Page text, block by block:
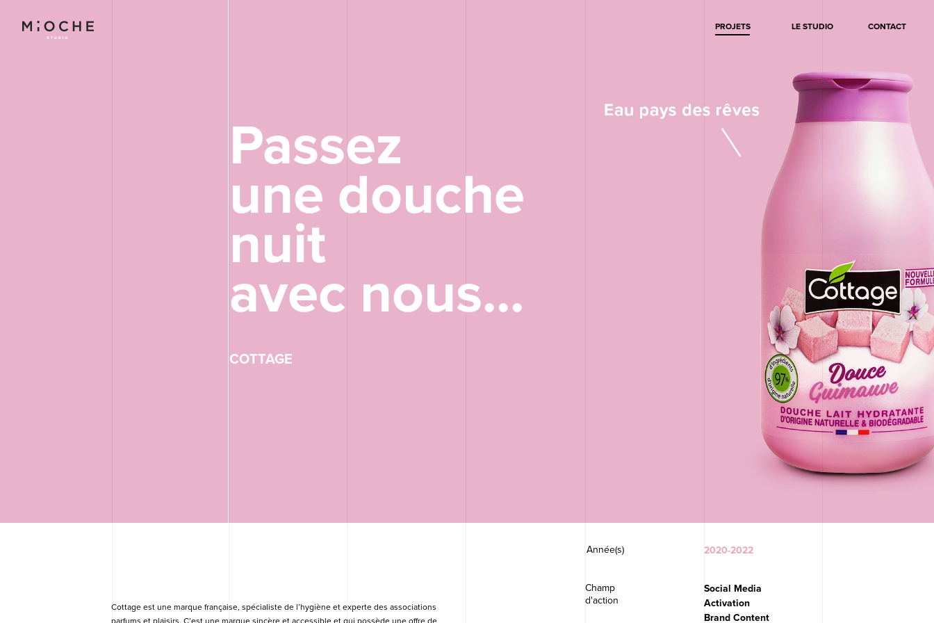
Passez
une douche
nuit
PROJETS LE STUDIO CONTACT
Passez
une douche
nuit
avec nous...
COTTAGE
Année(s) 2020-2022
Social Media
Activation
Brand Content
Champ
d'action
Cottage est une marque française, spécialiste de l’hygiène et experte des associations
parfums et plaisirs. C’est une marque sincère et accessible et qui possède une offre de